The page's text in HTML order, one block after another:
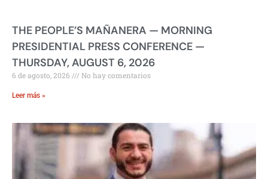
THE PEOPLE’S MAÑANERA — MORNING
PRESIDENTIAL PRESS CONFERENCE —
THURSDAY, AUGUST 6, 2026
6 de agosto, 2026 No hay comentarios
Leer más »